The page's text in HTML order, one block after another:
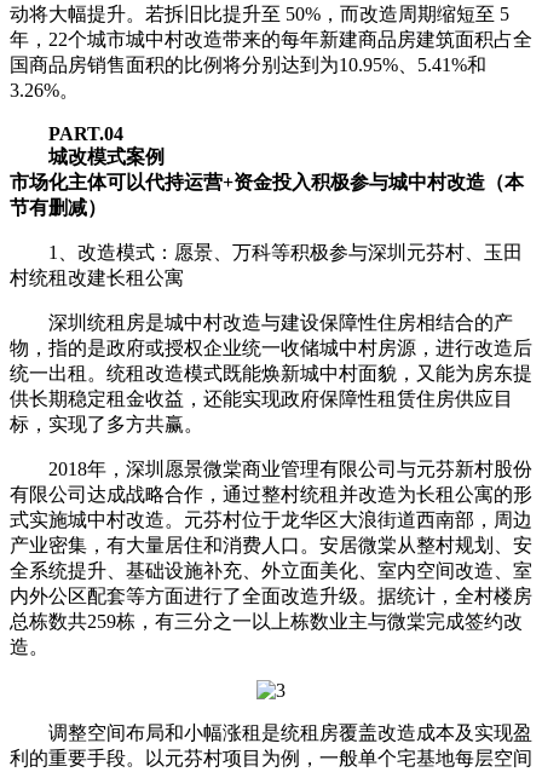
动将大幅提升。若拆旧比提升至 50%，而改造周期缩短至 5
年，22个城市城中村改造带来的每年新建商品房建筑面积占全
国商品房销售面积的比例将分别达到为10.95%、5.41%和
3.26%。
PART.04
城改模式案例
市场化主体可以代持运营+资金投入积极参与城中村改造（本
节有删减）
1、改造模式：愿景、万科等积极参与深圳元芬村、玉田
村统租改建长租公寓
深圳统租房是城中村改造与建设保障性住房相结合的产
物，指的是政府或授权企业统一收储城中村房源，进行改造后
统一出租。统租改造模式既能焕新城中村面貌，又能为房东提
供长期稳定租金收益，还能实现政府保障性租赁住房供应目
标，实现了多方共赢。
2018年，深圳愿景微棠商业管理有限公司与元芬新村股份
有限公司达成战略合作，通过整村统租并改造为长租公寓的形
式实施城中村改造。元芬村位于龙华区大浪街道西南部，周边
产业密集，有大量居住和消费人口。安居微棠从整村规划、安
全系统提升、基础设施补充、外立面美化、室内空间改造、室
内外公区配套等方面进行了全面改造升级。据统计，全村楼房
总栋数共259栋，有三分之一以上栋数业主与微棠完成签约改
造。
调整空间布局和小幅涨租是统租房覆盖改造成本及实现盈
利的重要手段。以元芬村项目为例，一般单个宅基地每层空间